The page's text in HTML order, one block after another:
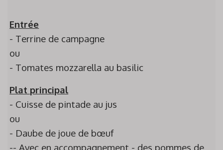
Entrée
- Terrine de campagne
ou
- Tomates mozzarella au basilic
Plat principal
- Cuisse de pintade au jus
ou
- Daube de joue de bœuf
-- Avec en accompagnement - des pommes de